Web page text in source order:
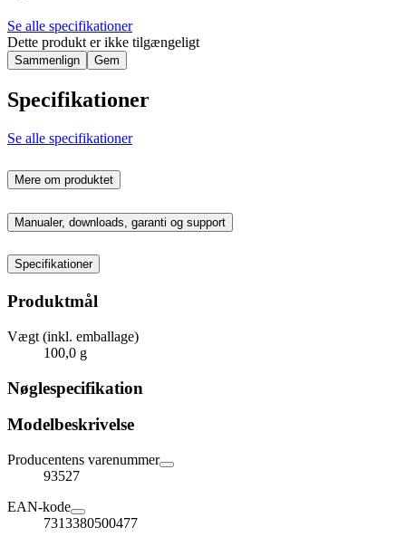
Se alle specifikationer
Dette produkt er ikke tilgængeligt
Sammenlign Gem
Specifikationer
Se alle specifikationer
Mere om produktet
Manualer, downloads, garanti og support
Specifikationer
Produktmål
Vægt (inkl. emballage)
100,0 g
Nøglespecifikation
Modelbeskrivelse
Producentens varenummer
93527
EAN-kode
7313380500477